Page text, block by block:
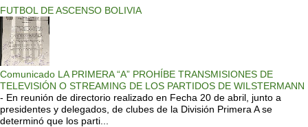
FUTBOL DE ASCENSO BOLIVIA
Comunicado LA PRIMERA “A” PROHÍBE TRANSMISIONES DE
TELEVISIÓN O STREAMING DE LOS PARTIDOS DE WILSTERMANN
- En reunión de directorio realizado en Fecha 20 de abril, junto a
presidentes y delegados, de clubes de la División Primera A se
determinó que los parti...